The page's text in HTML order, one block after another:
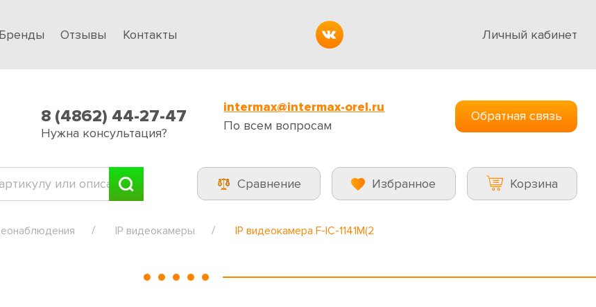
Бренды Отзывы Контакты Личный кабинет
8 (4862) 44-27-47
Нужна консультация?
intermax@intermax-orel.ru
По всем вопросам
Обратная связь
Сравнение Избранное Корзина
IP видеокамеры IP видеокамера F-IC-1141M(2